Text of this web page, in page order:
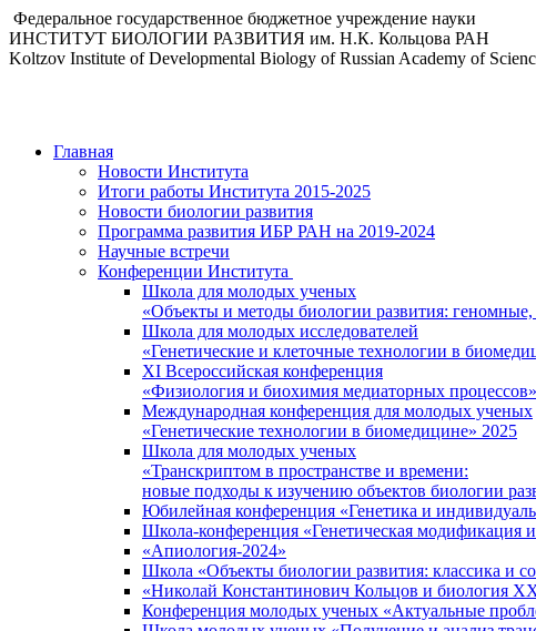
Федеральное государственное бюджетное учреждение науки
ИНСТИТУТ БИОЛОГИИ РАЗВИТИЯ им. Н.К. Кольцова РАН
Koltzov Institute of Developmental Biology of Russian Academy of
Главная
Новости Института
Итоги работы Института 2015-2025
Новости биологии развития
Программа развития ИБР РАН на 2019-2024
Научные встречи
Конференции Института
Школа для молодых ученых
«Объекты и методы биологии развития:
Школа для молодых исследователей
«Генетические и клеточные технологии в
XI Всероссийская конференция
«Физиология и биохимия медиаторных
Международная конференция для молодых ученых
«Генетические технологии в биомедицине» 2025
Школа для молодых ученых
«Транскриптом в пространстве и времени:
новые подходы к изучению объектов биологии
Юбилейная конференция «Генетика и
Школа-конференция «Генетическая модификация
«Апиология-2024»
Школа «Объекты биологии развития: классика и
«Николай Константинович Кольцов и биология
Конференция молодых ученых «Актуальные